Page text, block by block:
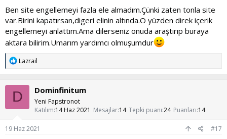
Ben site engellemeyi fazla ele almadım.Çünki zaten tonla site
var.Birini kapatırsan,digeri elinin altında.O yüzden direk içerik
engellemeyi anlattım.Ama dilerseniz onuda araştırıp buraya
aktara bilirim.Umarım yardımcı olmuşumdur
T
p
k
i
l
e
Lazrail
D Dominfinitum
Yeni Fapstronot
Katılım 14 Haz 2021 Mesajlar 14 Tepki puanı 24 Puanları 14
19 Haz 2021 #17